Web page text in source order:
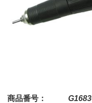
商品番号：